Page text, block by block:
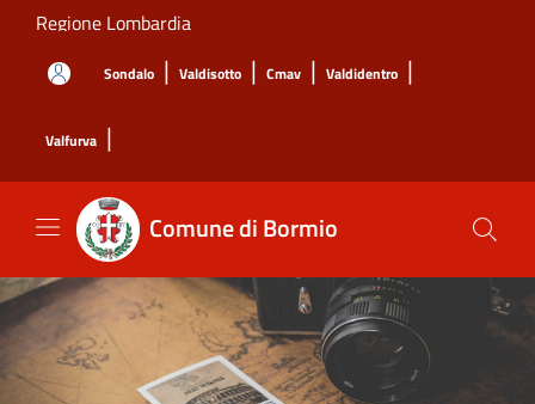
Salta al contenuto principale
Regione Lombardia
Sondalo | Valdisotto | Cmav | Valdidentro |
Valfurva |
Comune di Bormio